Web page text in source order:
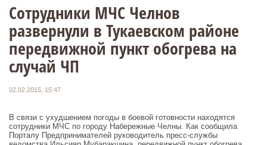
Сотрудники МЧС Челнов
развернули в Тукаевском районе
передвижной пункт обогрева на
случай ЧП
02.02.2015, 15:47
В связи с ухудшением погоды в боевой готовности находятся
сотрудники МЧС по городу Набережные Челны. Как сообщила
Порталу Предпринимателей руководитель пресс-службы